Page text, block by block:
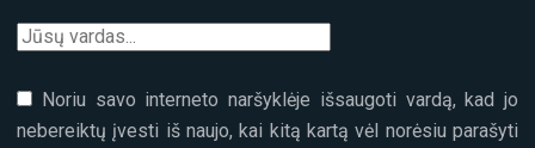
Noriu savo interneto naršyklėje išsaugoti vardą, kad jo
nebereiktų įvesti iš naujo, kai kitą kartą vėl norėsiu parašyti